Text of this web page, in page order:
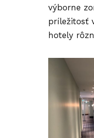
výborne
príležitosť
hotely